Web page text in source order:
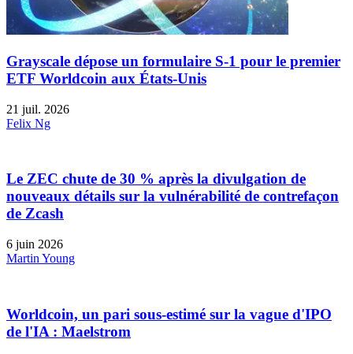
Grayscale dépose un formulaire S-1 pour le premier
ETF Worldcoin aux États-Unis
21 juil. 2026
Felix Ng
Le ZEC chute de 30 % après la divulgation de
nouveaux détails sur la vulnérabilité de contrefaçon
de Zcash
6 juin 2026
Martin Young
Worldcoin, un pari sous-estimé sur la vague d'IPO
de l'IA : Maelstrom